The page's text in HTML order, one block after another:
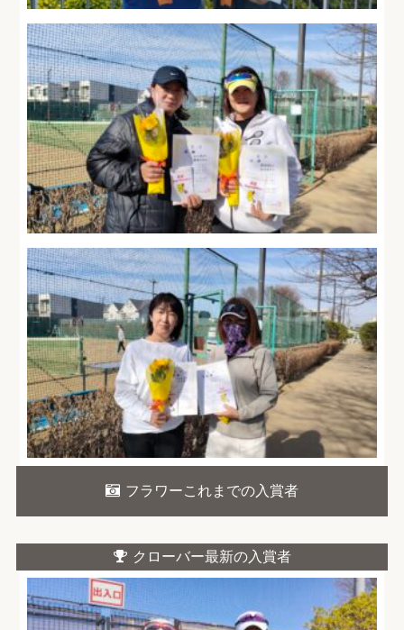
フラワーこれまでの入賞者
クローバー最新の入賞者